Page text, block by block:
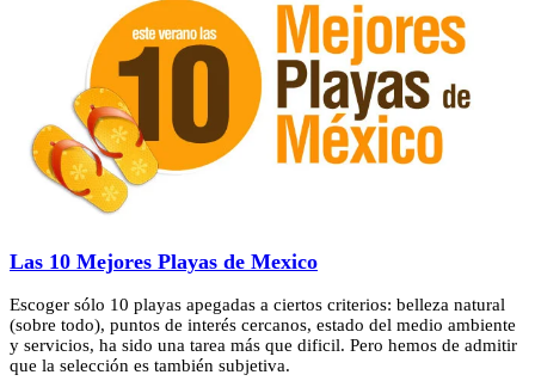
Las 10 Mejores Playas de Mexico
Escoger sólo 10 playas apegadas a ciertos criterios: belleza natural
(sobre todo), puntos de interés cercanos, estado del medio ambiente
y servicios, ha sido una tarea más que dificil. Pero hemos de admitir
que la selección es también subjetiva.